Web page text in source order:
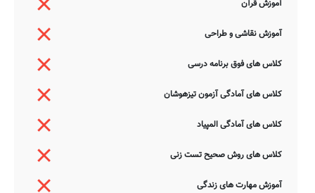
آموزش قرآن
آموزش نقاشی و طراحی
کلاس های فوق برنامه درسی
کلاس های آمادگی آزمون تیزهوشان
کلاس های آمادگی المپیاد
کلاس های روش صحیح تست زنی
آموزش مهارت های زندگی